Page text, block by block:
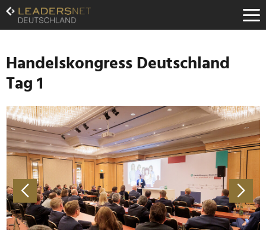
Zum
Inhalt
Zur
Navigation
Zur
Hauptnavigation
Handelskongress Deutschland
Tag 1